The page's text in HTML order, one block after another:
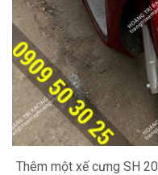
Thêm một xế cưng SH